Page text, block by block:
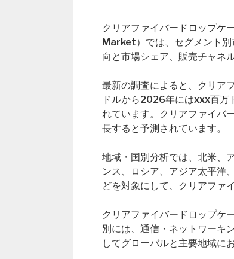
クリアファイバードロップ
Market）では、セグメント別
向と市場シェア、販売チャネ
最新の調査によると、クリア
ドルから2026年にはxxx百
れています。クリアファイバ
長すると予測されています。
地域・国別分析では、北米、
ンス、ロシア、アジア太平洋
どを対象にして、クリアファ
クリアファイバードロップケ
別には、通信・ネットワーキ
してグローバルと主要地域に